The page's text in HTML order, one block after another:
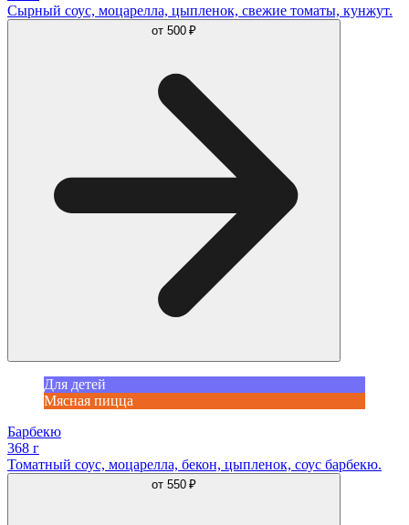
Сырный соус, моцарелла, цыпленок, свежие томаты, кунжут.
от 500 ₽
Для детей
Мясная пицца
Барбекю
368 г
Томатный соус, моцарелла, бекон, цыпленок, соус барбекю.
от 550 ₽